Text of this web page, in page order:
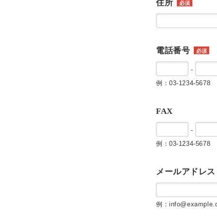
住所 必須
電話番号 必須
-
例：03-1234-5678
FAX
-
例：03-1234-5678
メールアドレス
例：